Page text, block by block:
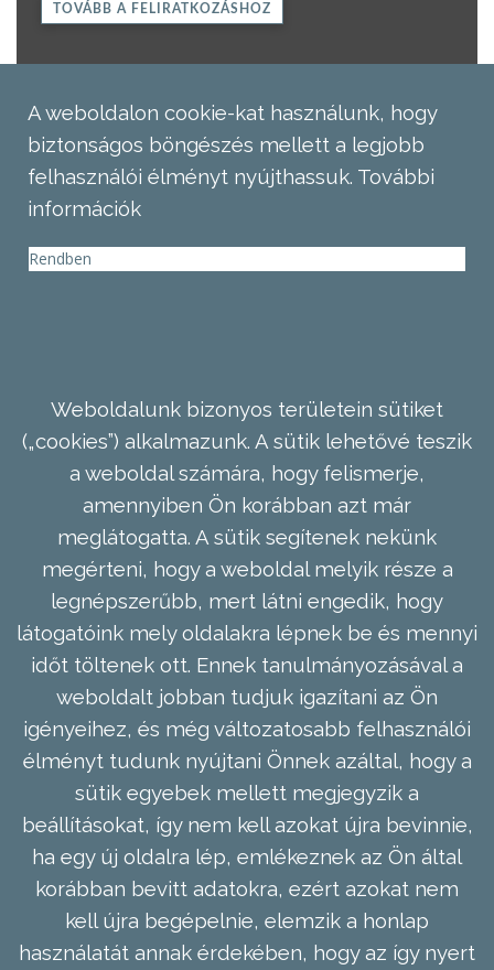
TOVÁBB A FELIRATKOZÁSHOZ
A weboldalon cookie-kat használunk, hogy
biztonságos böngészés mellett a legjobb
felhasználói élményt nyújthassuk. További
információk
Rendben
Weboldalunk bizonyos területein sütiket
(„cookies”) alkalmazunk. A sütik lehetővé teszik
a weboldal számára, hogy felismerje,
amennyiben Ön korábban azt már
meglátogatta. A sütik segítenek nekünk
megérteni, hogy a weboldal melyik része a
legnépszerűbb, mert látni engedik, hogy
látogatóink mely oldalakra lépnek be és mennyi
időt töltenek ott. Ennek tanulmányozásával a
weboldalt jobban tudjuk igazítani az Ön
igényeihez, és még változatosabb felhasználói
élményt tudunk nyújtani Önnek azáltal, hogy a
sütik egyebek mellett megjegyzik a
beállításokat, így nem kell azokat újra bevinnie,
ha egy új oldalra lép, emlékeznek az Ön által
korábban bevitt adatokra, ezért azokat nem
kell újra begépelnie, elemzik a honlap
használatát annak érdekében, hogy az így nyert